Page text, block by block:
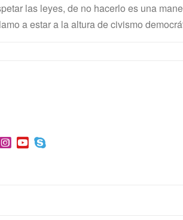
las leyes, de no hacerlo es una
a estar a la altura de civismo